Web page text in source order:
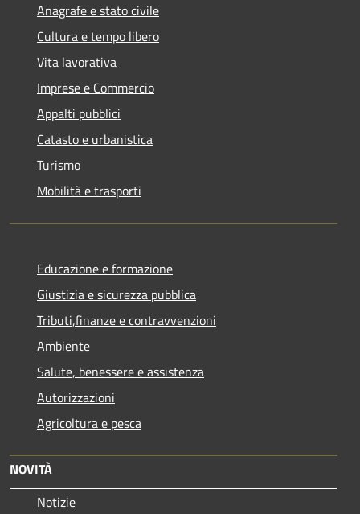
Anagrafe e stato civile
Cultura e tempo libero
Vita lavorativa
Imprese e Commercio
Appalti pubblici
Catasto e urbanistica
Turismo
Mobilità e trasporti
Educazione e formazione
Giustizia e sicurezza pubblica
Tributi,finanze e contravvenzioni
Ambiente
Salute, benessere e assistenza
Autorizzazioni
Agricoltura e pesca
NOVITÀ
Notizie